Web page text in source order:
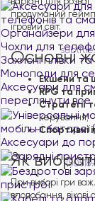
телефонів та
Органайзери для
Чохли для
Захисні плівки
Моноподи для
Аксесуари для
переглянути все
мобільні
Аксесуари до
пристрої
продуманий
ігровий світ.
Основні
Екшени та
RPG та
Стратегії
керування;
Спортивні
Як
При виборі гри
вподобання,